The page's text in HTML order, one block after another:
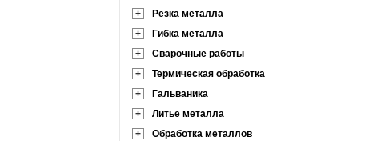
+
Резка металла
+
Гибка металла
+
Сварочные работы
+
Термическая обработка
+
Гальваника
+
Литье металла
+
Обработка металлов